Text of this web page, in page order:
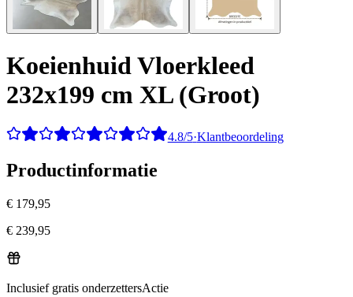
Koeienhuid Vloerkleed
232x199 cm XL (Groot)
4.8/5·Klantbeoordeling
Productinformatie
€ 179,95
€ 239,95
Inclusief gratis onderzettersActie